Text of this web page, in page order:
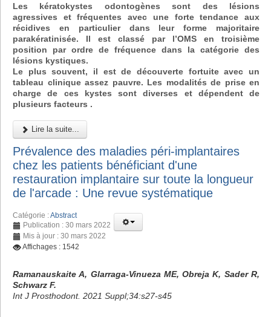
Les kératokystes odontogènes sont des lésions
agressives et fréquentes avec une forte tendance aux
récidives en particulier dans leur forme majoritaire
parakératinisée. Il est classé par l’OMS en troisième
position par ordre de fréquence dans la catégorie des
lésions kystiques.
Le plus souvent, il est de découverte fortuite avec un
tableau clinique assez pauvre. Les modalités de prise en
charge de ces kystes sont diverses et dépendent de
plusieurs facteurs .
Lire la suite...
Prévalence des maladies péri-implantaires
chez les patients bénéficiant d'une
restauration implantaire sur toute la longueur
de l'arcade : Une revue systématique
Catégorie :Abstract
Publication : 30 mars 2022
Mis à jour : 30 mars 2022
Affichages : 1542
Ramanauskaite A, Glarraga-Vinueza ME, Obreja K, Sader R,
Schwarz F.
Int J Prosthodont. 2021 Suppl;34:s27-s45